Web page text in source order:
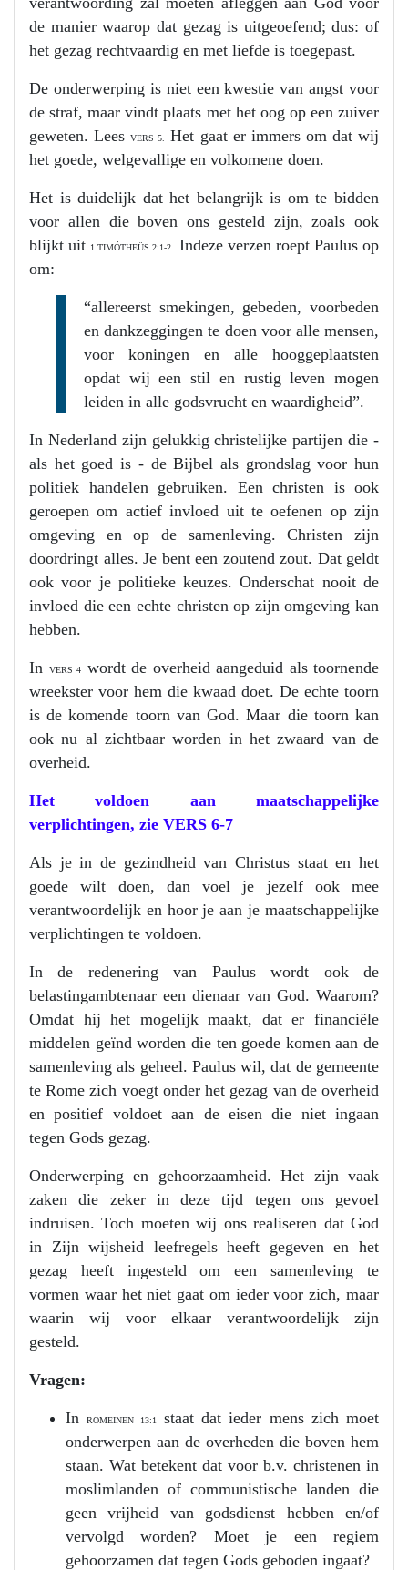
de manier waarop dat gezag is uitgeoefend; dus: of
het gezag rechtvaardig en met liefde is toegepast.
De onderwerping is niet een kwestie van angst voor
de straf, maar vindt plaats met het oog op een zuiver
geweten. LeesVERS 5.
Het gaat er immers om dat wij
het goede, welgevallige en volkomene doen.
Het is duidelijk dat het belangrijk is om te bidden
voor allen die boven ons gesteld zijn, zoals ook
blijkt uit 1 TIMÓTHEÜS 2:1-2. Indeze verzen roept Paulus op
om:
“allereerst smekingen, gebeden, voorbeden
en dankzeggingen te doen voor alle mensen,
voor koningen en alle hooggeplaatsten
opdat wij een stil en rustig leven mogen
leiden in alle godsvrucht en waardigheid”.
In Nederland zijn gelukkig christelijke partijen die -
als het goed is - de Bijbel als grondslag voor hun
politiek handelen gebruiken. Een christen is ook
geroepen om actief invloed uit te oefenen op zijn
omgeving en op de samenleving. Christen zijn
doordringt alles. Je bent een zoutend zout. Dat geldt
ook voor je politieke keuzes. Onderschat nooit de
invloed die een echte christen op zijn omgeving kan
hebben.
In VERS 4
wordt de overheid aangeduid als toornende
wreekster voor hem die kwaad doet. De echte toorn
is de komende toorn van God. Maar die toorn kan
ook nu al zichtbaar worden in het zwaard van de
overheid.
Het voldoen aan maatschappelijke
verplichtingen, zie VERS 6-7
Als je in de gezindheid van Christus staat en het
goede wilt doen, dan voel je jezelf ook mee
verantwoordelijk en hoor je aan je maatschappelijke
verplichtingen te voldoen.
In de redenering van Paulus wordt ook de
belastingambtenaar een dienaar van God. Waarom?
Omdat hij het mogelijk maakt, dat er financiële
middelen geïnd worden die ten goede komen aan de
samenleving als geheel. Paulus wil, dat de gemeente
te Rome zich voegt onder het gezag van de overheid
en positief voldoet aan de eisen die niet ingaan
tegen Gods gezag.
Onderwerping en gehoorzaamheid. Het zijn vaak
zaken die zeker in deze tijd tegen ons gevoel
indruisen. Toch moeten wij ons realiseren dat God
in Zijn wijsheid leefregels heeft gegeven en het
gezag heeft ingesteld om een samenleving te
vormen waar het niet gaat om ieder voor zich, maar
waarin wij voor elkaar verantwoordelijk zijn
gesteld.
Vragen:
InROMEINEN 13:1staat dat ieder mens zich moet
onderwerpen aan de overheden die boven hem
staan. Wat betekent dat voor b.v. christenen in
moslimlanden of communistische landen die
geen vrijheid van godsdienst hebben en/of
vervolgd worden? Moet je een regiem
gehoorzamen dat tegen Gods geboden ingaat?